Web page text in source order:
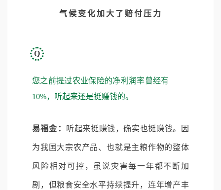
气候变化加大了赔付压力
Q
您之前提过农业保险的净利润率曾经有
10%，听起来还是挺赚钱的。
易福金： 听起来挺赚钱，确实也挺赚钱。因
为我国大宗农产品、也就是主粮作物的整体
风险相对可控，虽说灾害每一年都不断加
剧，但粮食安全水平持续提升，连年增产丰